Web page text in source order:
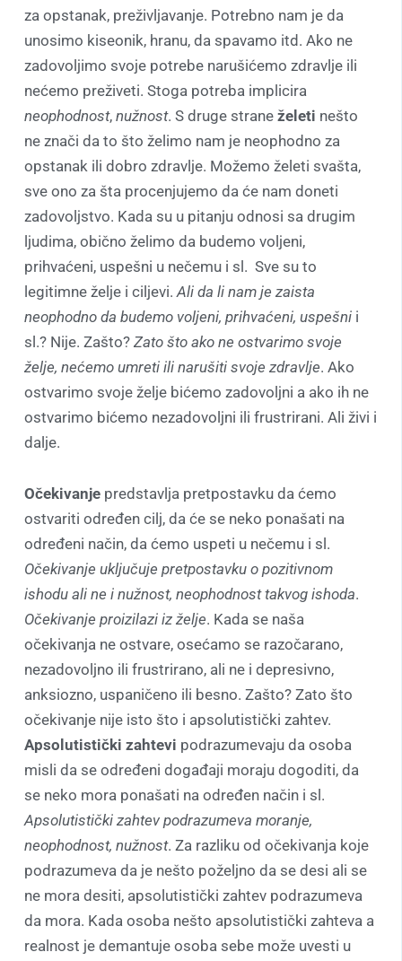
za opstanak, preživljavanje. Potrebno nam je da
unosimo kiseonik, hranu, da spavamo itd. Ako ne
zadovoljimo svoje potrebe narušićemo zdravlje ili
nećemo preživeti. Stoga potreba implicira
neophodnost, nužnost. S druge strane želeti nešto
ne znači da to što želimo nam je neophodno za
opstanak ili dobro zdravlje. Možemo želeti svašta,
sve ono za šta procenjujemo da će nam doneti
zadovoljstvo. Kada su u pitanju odnosi sa drugim
ljudima, obično želimo da budemo voljeni,
prihvaćeni, uspešni u nečemu i sl. Sve su to
legitimne želje i ciljevi. Ali da li nam je zaista
neophodno da budemo voljeni, prihvaćeni, uspešni i
sl.? Nije. Zašto? Zato što ako ne ostvarimo svoje
želje, nećemo umreti ili narušiti svoje zdravlje. Ako
ostvarimo svoje želje bićemo zadovoljni a ako ih ne
ostvarimo bićemo nezadovoljni ili frustrirani. Ali živi i
dalje.
Očekivanje predstavlja pretpostavku da ćemo
ostvariti određen cilj, da će se neko ponašati na
određeni način, da ćemo uspeti u nečemu i sl.
Očekivanje uključuje pretpostavku o pozitivnom
ishodu ali ne i nužnost, neophodnost takvog ishoda.
Očekivanje proizilazi iz želje. Kada se naša
očekivanja ne ostvare, osećamo se razočarano,
nezadovoljno ili frustrirano, ali ne i depresivno,
anksiozno, uspaničeno ili besno. Zašto? Zato što
očekivanje nije isto što i apsolutistički zahtev.
Apsolutistički zahtevi podrazumevaju da osoba
misli da se određeni događaji moraju dogoditi, da
se neko mora ponašati na određen način i sl.
Apsolutistički zahtev podrazumeva moranje,
neophodnost, nužnost. Za razliku od očekivanja koje
podrazumeva da je nešto poželjno da se desi ali se
ne mora desiti, apsolutistički zahtev podrazumeva
da mora. Kada osoba nešto apsolutistički zahteva a
realnost je demantuje osoba sebe može uvesti u